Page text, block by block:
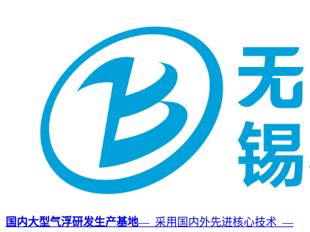
国内大型气浮研发生产基地— 采用国内外先进核心技术 —